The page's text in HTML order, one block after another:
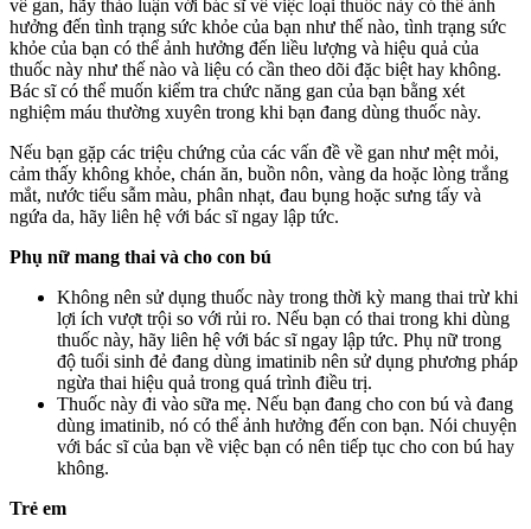
về gan, hãy thảo luận với bác sĩ về việc loại thuốc này có thể ảnh
hưởng đến tình trạng sức khỏe của bạn như thế nào, tình trạng sức
khỏe của bạn có thể ảnh hưởng đến liều lượng và hiệu quả của
thuốc này như thế nào và liệu có cần theo dõi đặc biệt hay không.
Bác sĩ có thể muốn kiểm tra chức năng gan của bạn bằng xét
nghiệm máu thường xuyên trong khi bạn đang dùng thuốc này.
Nếu bạn gặp các triệu chứng của các vấn đề về gan như mệt mỏi,
cảm thấy không khỏe, chán ăn, buồn nôn, vàng da hoặc lòng trắng
mắt, nước tiểu sẫm màu, phân nhạt, đau bụng hoặc sưng tấy và
ngứa da, hãy liên hệ với bác sĩ ngay lập tức.
Phụ nữ mang thai và cho con bú
Không nên sử dụng thuốc này trong thời kỳ mang thai trừ khi
lợi ích vượt trội so với rủi ro. Nếu bạn có thai trong khi dùng
thuốc này, hãy liên hệ với bác sĩ ngay lập tức. Phụ nữ trong
độ tuổi sinh đẻ đang dùng imatinib nên sử dụng phương pháp
ngừa thai hiệu quả trong quá trình điều trị.
Thuốc này đi vào sữa mẹ. Nếu bạn đang cho con bú và đang
dùng imatinib, nó có thể ảnh hưởng đến con bạn. Nói chuyện
với bác sĩ của bạn về việc bạn có nên tiếp tục cho con bú hay
không.
Trẻ em